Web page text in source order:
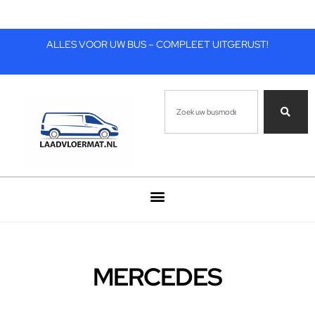
ALLES VOOR UW BUS – COMPLEET UITGERUST!
MERCEDES